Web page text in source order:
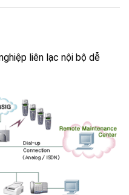
liên lạc nội bộ dễ